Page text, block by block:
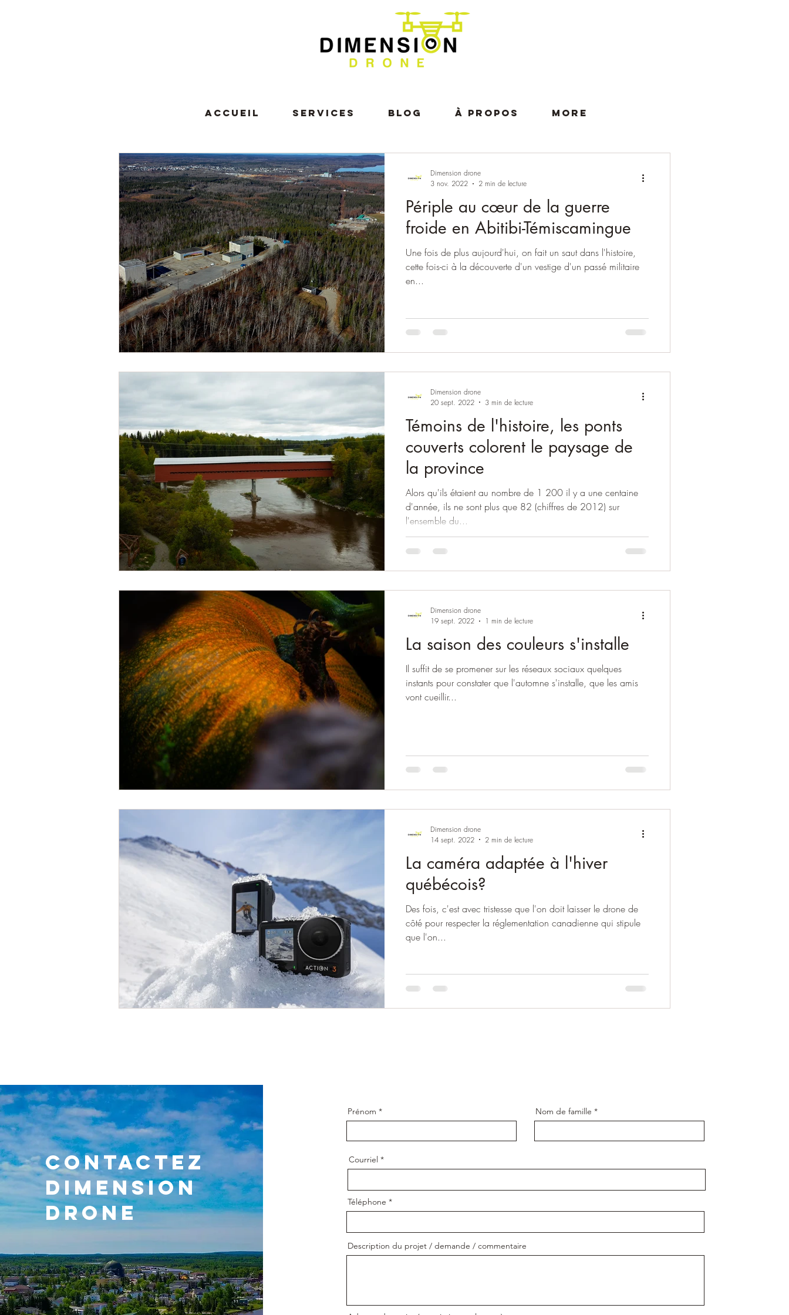
Périple au cœur de la guerre
froide en Abitibi-Témiscamingue
Une fois de plus aujourd'hui, on fait un saut dans l'histoire,
cette fois-ci à la découverte d'un vestige d'un passé militaire
en...
Dimension drone
3 nov. 2022
2 min de lecture
Témoins de l'histoire, les ponts
couverts colorent le paysage de
la province
Alors qu'ils étaient au nombre de 1 200 il y a une centaine
d'année, ils ne sont plus que 82 (chiffres de 2012) sur
l'ensemble du...
Dimension drone
20 sept. 2022
3 min de lecture
La saison des couleurs s'installe
Il suffit de se promener sur les réseaux sociaux quelques
instants pour constater que l'automne s'installe, que les amis
vont cueillir...
Dimension drone
19 sept. 2022
1 min de lecture
La caméra adaptée à l'hiver
québécois?
Des fois, c'est avec tristesse que l'on doit laisser le drone de
côté pour respecter la réglementation canadienne qui stipule
que l'on...
Dimension drone
14 sept. 2022
2 min de lecture
Accueil Services Blog À propos More
Contactez
DIMENSION
drone
Prénom Nom de famille
Courriel
Téléphone
Description du projet / demande / commentaire